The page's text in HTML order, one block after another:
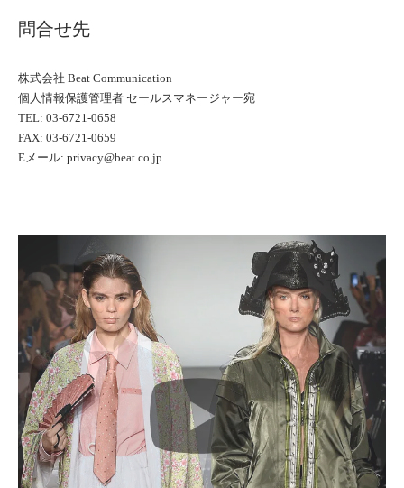
問合せ先
株式会社 Beat Communication
個人情報保護管理者 セールスマネージャー宛
TEL: 03-6721-0658
FAX: 03-6721-0659
Eメール: privacy@beat.co.jp